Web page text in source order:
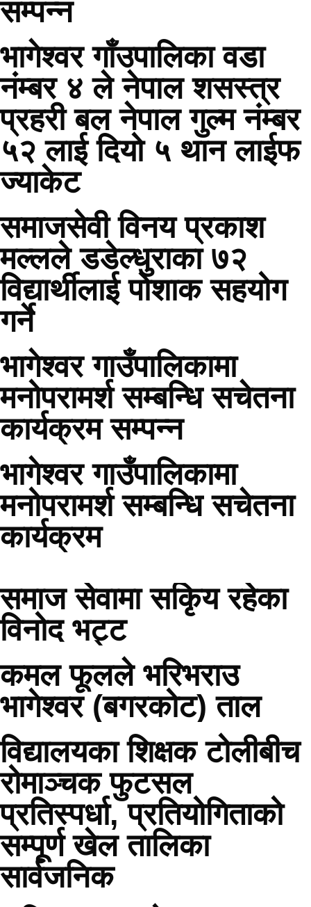
सम्पन्न
भागेश्वर गाँउपालिका वडा
नंम्बर ४ ले नेपाल शसस्त्र
प्रहरी बल नेपाल गुल्म नंम्बर
५२ लाई दियो ५ थान लाईफ
ज्याकेट
समाजसेवी विनय प्रकाश
मल्लले डडेल्धुराका ७२
विद्यार्थीलाई पोशाक सहयोग
गर्ने
भागेश्वर गाउँपालिकामा
मनोपरामर्श सम्बन्धि सचेतना
कार्यक्रम सम्पन्न
भागेश्वर गाउँपालिकामा
मनोपरामर्श सम्बन्धि सचेतना
कार्यक्रम
समाज सेवामा सकिृय रहेका
विनोद भट्ट
कमल फूलले भरिभराउ
भागेश्वर (बगरकोट) ताल
विद्यालयका शिक्षक टोलीबीच
रोमाञ्चक फुटसल
प्रतिस्पर्धा, प्रतियोगिताको
सम्पूर्ण खेल तालिका
सार्वजनिक